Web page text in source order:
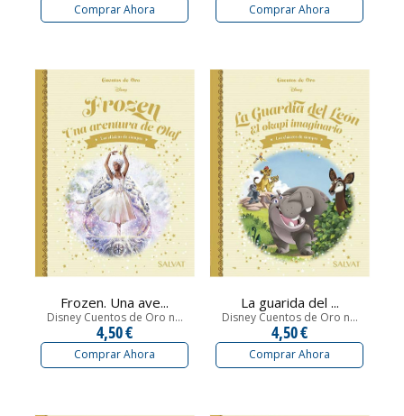
Comprar Ahora Comprar Ahora
Frozen. Una ave...
Disney Cuentos de Oro n...
4,50 €
Comprar Ahora
La guarida del ...
Disney Cuentos de Oro n...
4,50 €
Comprar Ahora